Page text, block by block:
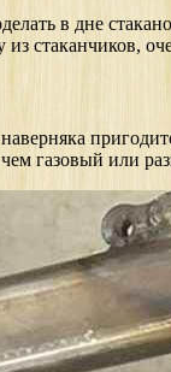
в дне
стаканчиков,
газовый или